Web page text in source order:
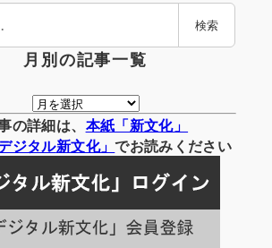
検索
月別の記事一覧
月
別
の
事
一
覧
の詳細は、 本紙「新文化」
ジタル新文化」でお読みください